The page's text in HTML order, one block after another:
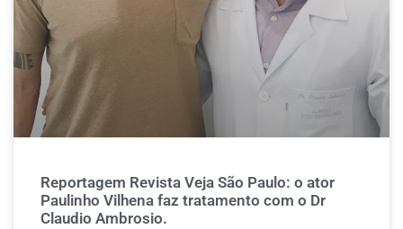
Reportagem Revista Veja São Paulo: o ator
Paulinho Vilhena faz tratamento com o Dr
Claudio Ambrosio.